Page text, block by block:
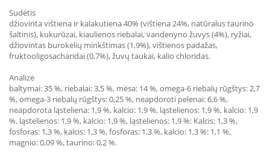
Sudėtis
džiovinta vištiena ir kalakutiena 40% (vištiena 24%, natūralus taurino
šaltinis), kukurūzai, kiaulienos riebalai, vandenyno žuvys (4%), ryžiai,
džiovintas burokėlių minkštimas (1,9%), vištienos padažas,
fruktooligosacharidai (0,7%), žuvų taukai, kalio chloridas.
Analizė
baltymai: 35 %, riebalai: 3,5 %, mėsa: 14 %, omega-6 riebalų rūgštys: 2,7
%, omega-3 riebalų rūgštys: 0,25 %, neapdoroti pelenai: 6,6 %,
neapdorota ląsteliena: 1,9 %, kalcio: 1,9 %, ląstelienos: 1,9 %, kalcio: 1,9
%, ląstelienos: 1,9 %, kalcio: 1,9 %, ląstelienos: 1,9 %: Kalcis: 1,3 %,
fosforas: 1,3 %, kalcis: 1,3 %, fosforas: 1,3 %, kalcio: 1,3 %: 1,1 %,
magnio: 0,09 %, taurino: 0,2 %.